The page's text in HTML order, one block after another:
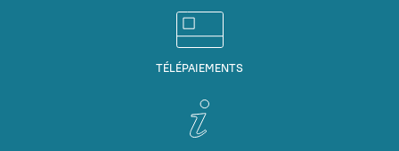
TÉLÉPAIEMENTS